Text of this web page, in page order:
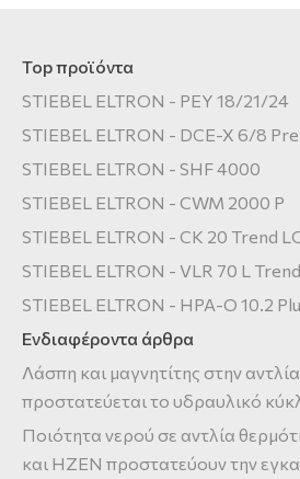
Top προϊόντα
STIEBEL ELTRON - PEY 18/21/24
STIEBEL ELTRON - DCE-X 6/8
STIEBEL ELTRON - SHF 4000
STIEBEL ELTRON - CWM 2000 P
STIEBEL ELTRON - CK 20 Trend
STIEBEL ELTRON - VLR 70 L
STIEBEL ELTRON - HPA-O 10.2
Ενδιαφέροντα άρθρα
Λάσπη και μαγνητίτης στην
προστατεύεται το υδραυλικό
Ποιότητα νερού σε αντλία
και HZEN προστατεύουν την